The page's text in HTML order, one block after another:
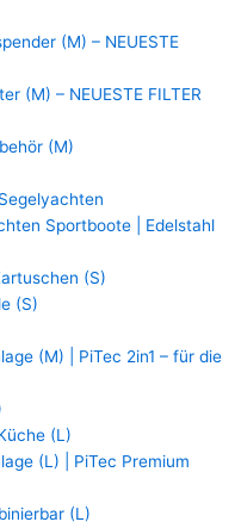
(M) – NEUESTE
(M) – NEUESTE FILTER
(M)
Sportboote | Edelstahl
(S)
(S)
(M) | PiTec 2in1 – für die
(L)
(L) | PiTec Premium
(L)